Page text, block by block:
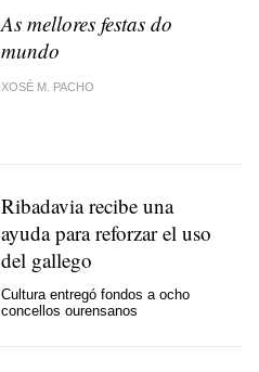
As mellores festas do
mundo
XOSÉ M. PACHO
Ribadavia recibe una
ayuda para reforzar el uso
del gallego
Cultura entregó fondos a ocho
concellos ourensanos